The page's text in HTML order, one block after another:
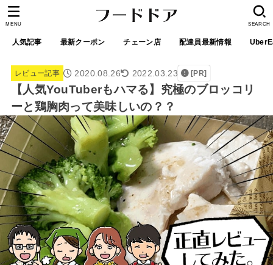
人気記事 最新クーポン チェーン店 配達員最新情報
SEARCH
MENU
レビュー記事 2020.08.26 2022.03.23 [PR]
【人気YouTuberもハマる】究極のブロッコリ
ーと鶏胸肉って美味しいの？？